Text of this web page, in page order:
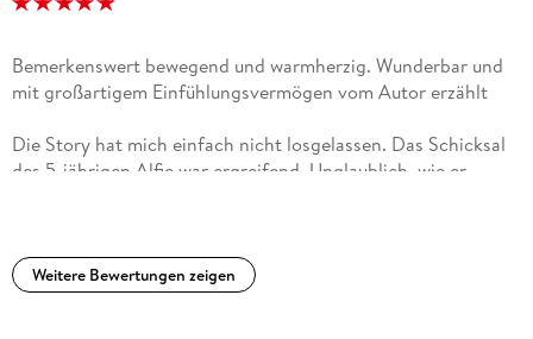
Bemerkenswert bewegend und warmherzig. Wunderbar und
mit großartigem Einfühlungsvermögen vom Autor erzählt
Die Story hat mich einfach nicht losgelassen. Das Schicksal
des 5-jährigen Alfie war ergreifend. Unglaublich, wie er
seines Vaters hat mich unglaublich berührt und hinterlässt
mich nachdenklich.
Weitere Bewertungen zeigen